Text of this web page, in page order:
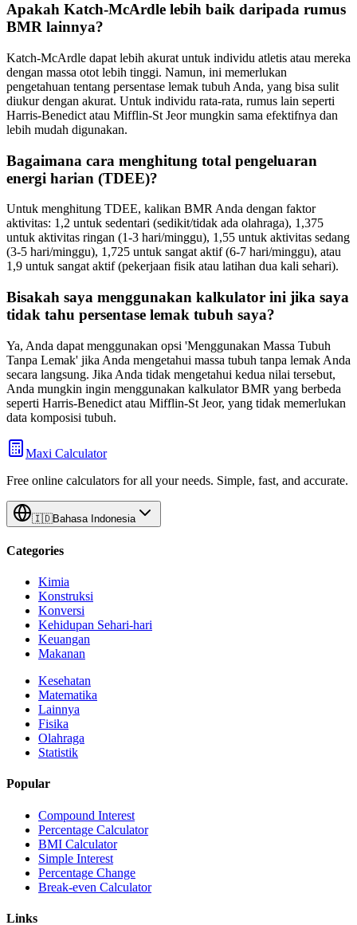
Apakah Katch-McArdle lebih baik daripada rumus
BMR lainnya?
Katch-McArdle dapat lebih akurat untuk individu atletis atau mereka
dengan massa otot lebih tinggi. Namun, ini memerlukan
pengetahuan tentang persentase lemak tubuh Anda, yang bisa sulit
diukur dengan akurat. Untuk individu rata-rata, rumus lain seperti
Harris-Benedict atau Mifflin-St Jeor mungkin sama efektifnya dan
lebih mudah digunakan.
Bagaimana cara menghitung total pengeluaran
energi harian (TDEE)?
Untuk menghitung TDEE, kalikan BMR Anda dengan faktor
aktivitas: 1,2 untuk sedentari (sedikit/tidak ada olahraga), 1,375
untuk aktivitas ringan (1-3 hari/minggu), 1,55 untuk aktivitas sedang
(3-5 hari/minggu), 1,725 untuk sangat aktif (6-7 hari/minggu), atau
1,9 untuk sangat aktif (pekerjaan fisik atau latihan dua kali sehari).
Bisakah saya menggunakan kalkulator ini jika saya
tidak tahu persentase lemak tubuh saya?
Ya, Anda dapat menggunakan opsi 'Menggunakan Massa Tubuh
Tanpa Lemak' jika Anda mengetahui massa tubuh tanpa lemak Anda
secara langsung. Jika Anda tidak mengetahui kedua nilai tersebut,
Anda mungkin ingin menggunakan kalkulator BMR yang berbeda
seperti Harris-Benedict atau Mifflin-St Jeor, yang tidak memerlukan
data komposisi tubuh.
Maxi Calculator
Free online calculators for all your needs. Simple, fast, and accurate.
🇮🇩Bahasa Indonesia
Categories
Kimia
Konstruksi
Konversi
Kehidupan Sehari-hari
Keuangan
Makanan
Kesehatan
Matematika
Lainnya
Fisika
Olahraga
Statistik
Popular
Compound Interest
Percentage Calculator
BMI Calculator
Simple Interest
Percentage Change
Break-even Calculator
Links